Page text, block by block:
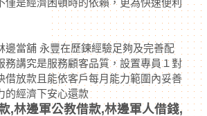
邊當舖 永豐在歷鍊經驗足夠及完善配
務講究是服務顧客品質，設置專員１對
借放款且能依客戶每月能力範圍內妥善
的經濟下安心還款